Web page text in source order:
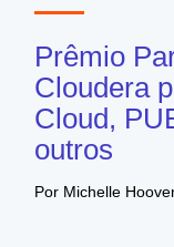
Prêmio
Cloudera
Cloud,
outros
Por Michelle